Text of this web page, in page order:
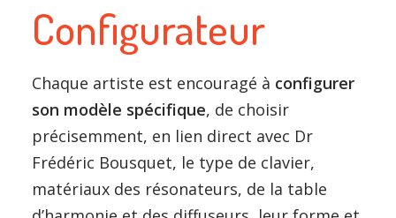
Configurateur
Chaque artiste est encouragé à configurer
son modèle spécifique, de choisir
précisemment, en lien direct avec Dr
Frédéric Bousquet, le type de clavier,
matériaux des résonateurs, de la table